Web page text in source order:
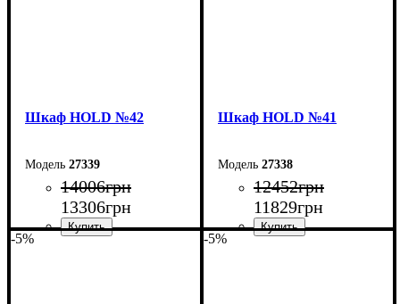
Шкаф НOLD №42
27339
14006грн
13306грн
Шкаф НOLD №41
27338
12452грн
11829грн
-5% -5%